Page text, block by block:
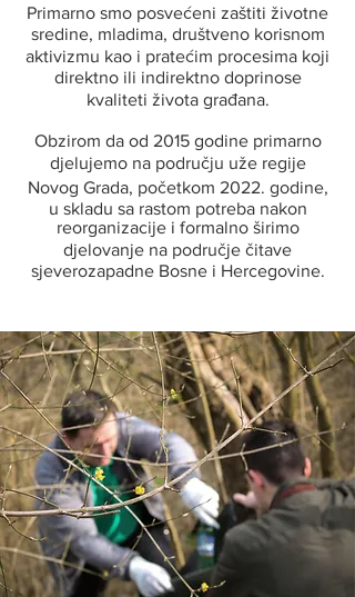
Primarno smo posvećeni zaštiti životne
sredine, mladima, društveno korisnom
aktivizmu kao i pratećim procesima koji
direktno ili indirektno doprinose
kvaliteti života građana.
Obzirom da od 2015 godine primarno
djelujemo na području uže regije
Novog Grada, početkom 2022. godine,
u skladu sa rastom potreba nakon
reorganizacije i formalno širimo
djelovanje na područje čitave
sjeverozapadne Bosne i Hercegovine.